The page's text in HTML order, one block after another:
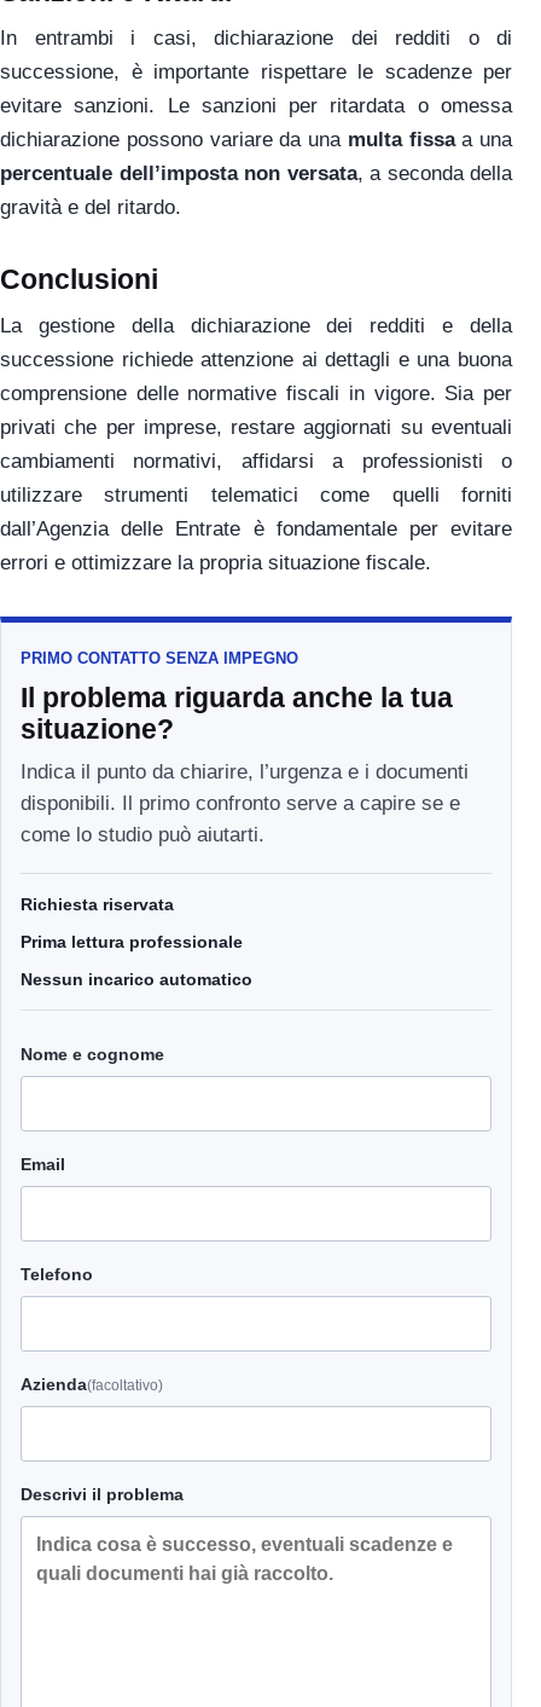
In entrambi i casi, dichiarazione dei redditi o di
successione, è importante rispettare le scadenze per
evitare sanzioni. Le sanzioni per ritardata o omessa
dichiarazione possono variare da una multa fissaa una
percentuale dell’imposta non versata, a seconda della
gravità e del ritardo.
Conclusioni
La gestione della dichiarazione dei redditi e della
successione richiede attenzione ai dettagli e una buona
comprensione delle normative fiscali in vigore. Sia per
privati che per imprese, restare aggiornati su eventuali
cambiamenti normativi, affidarsi a professionisti o
utilizzare strumenti telematici come quelli forniti
dall’Agenzia delle Entrate è fondamentale per evitare
errori e ottimizzare la propria situazione fiscale.
PRIMO CONTATTO SENZA IMPEGNO
Il problema riguarda anche la tua
situazione?
Indica il punto da chiarire, l’urgenza e i documenti
disponibili. Il primo confronto serve a capire se e
come lo studio può aiutarti.
Richiesta riservata
Prima lettura professionale
Nessun incarico automatico
Nome e cognome
Email
Telefono
Azienda(facoltativo)
Descrivi il problema